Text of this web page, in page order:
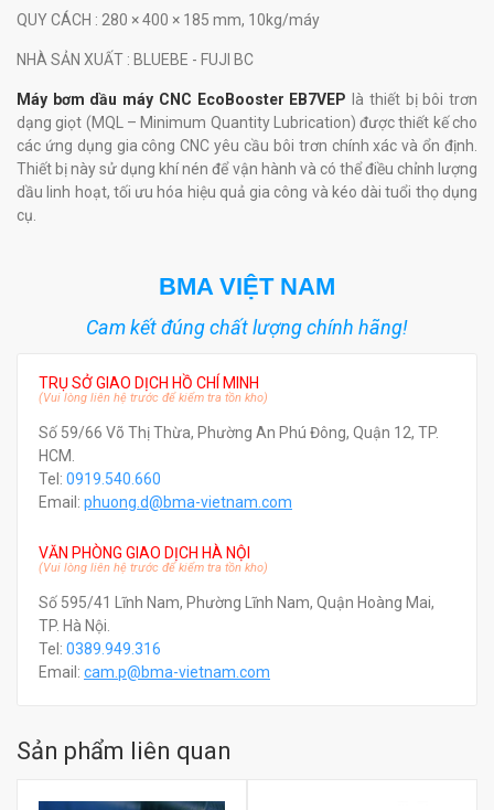
QUY CÁCH : 280 × 400 × 185 mm, 10kg/máy
NHÀ SẢN XUẤT : BLUEBE - FUJI BC
Máy bơm dầu máy CNC EcoBooster EB7VEP là thiết bị bôi trơn
dạng giọt (MQL – Minimum Quantity Lubrication) được thiết kế cho
các ứng dụng gia công CNC yêu cầu bôi trơn chính xác và ổn định.
Thiết bị này sử dụng khí nén để vận hành và có thể điều chỉnh lượng
dầu linh hoạt, tối ưu hóa hiệu quả gia công và kéo dài tuổi thọ dụng
cụ.
BMA VIỆT NAM
Cam kết đúng chất lượng chính hãng!
TRỤ SỞ GIAO DỊCH HỒ CHÍ MINH
(Vui lòng liên hệ trước để kiểm tra tồn kho)
Số 59/66 Võ Thị Thừa, Phường An Phú Đông, Quận 12, TP.
HCM.
Tel: 0919.540.660
Email: phuong.d@bma-vietnam.com
VĂN PHÒNG GIAO DỊCH HÀ NỘI
(Vui lòng liên hệ trước để kiểm tra tồn kho)
Số 595/41 Lĩnh Nam, Phường Lĩnh Nam, Quận Hoàng Mai,
TP. Hà Nội.
Tel: 0389.949.316
Email: cam.p@bma-vietnam.com
Sản phẩm liên quan